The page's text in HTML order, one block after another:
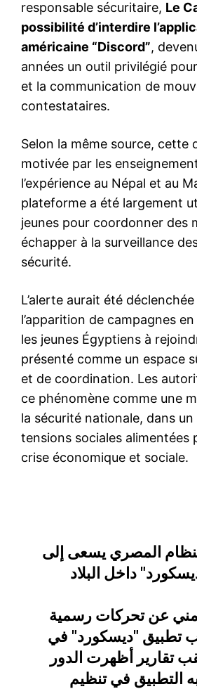
responsable sécuritaire, Le
possibilité d’interdire
américaine “Discord”,
années un outil privilégié
et la communication de
contestataires.
Selon la même source, cette
motivée par les
l’expérience au Népal et au
plateforme a été largement
jeunes pour coordonner des
échapper à la surveillance
sécurité.
L’alerte aurait été
l’apparition de campagnes
les jeunes Égyptiens à
présenté comme un espace
et de coordination. Les
ce phénomène comme une
la sécurité nationale, dans
tensions sociales alimentées
crise économique et sociale.
المصري يسعى إلى
داخل البلاد
عن تحركات رسمية
تطبيق "ديسكورد" في
تقارير أظهرت الدور
التطبيق في تنظيم